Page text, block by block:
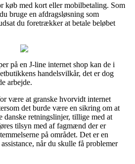
køb med kort eller mobilbetaling. Som
bruge en afdragsløsning som
du foretrækker at betale beløbet
på en J-line internet shop kan de i
handelsvilkår, det er dog
arbejde.
være at granske hvorvidt internet
det burde være en sikring om at
danske retningslinjer, tillige med at
tilsyn med af fagmænd der er
på området. Det er en
når du skulle få problemer